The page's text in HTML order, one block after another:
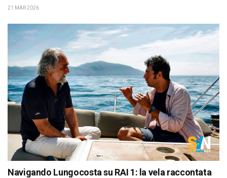
21 MAR 2026
Navigando Lungocosta su RAI 1: la vela raccontata